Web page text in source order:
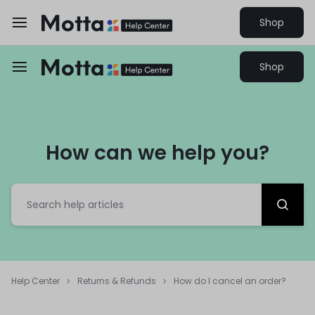
Shop
Shop
How can we help you?
Help Center Returns & Refunds How do I cancel an order?